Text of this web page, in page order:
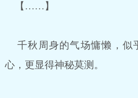
【……】
千秋周身的气场慵懒，似
心，更显得神秘莫测。